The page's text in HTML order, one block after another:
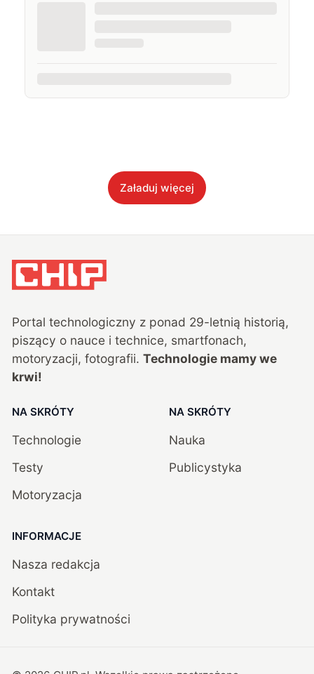
Załaduj więcej
Portal technologiczny z ponad 29-letnią historią,
piszący o nauce i technice, smartfonach,
motoryzacji, fotografii. Technologie mamy we
krwi!
NA SKRÓTY
Technologie
Testy
Motoryzacja
NA SKRÓTY
Nauka
Publicystyka
INFORMACJE
Nasza redakcja
Kontakt
Polityka prywatności